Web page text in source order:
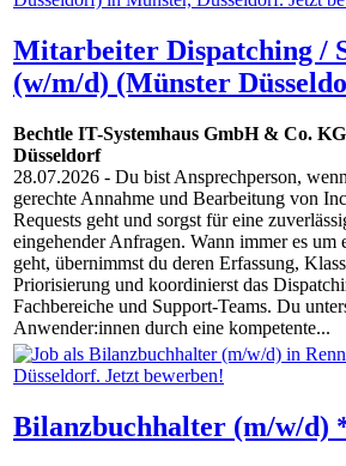
Mitarbeiter Dispatching /
(w/m/d) (Münster
Bechtle IT-Systemhaus GmbH & Co. KG
Düsseldorf
28.07.2026 - Du bist Ansprechperson,
gerechte Annahme und Bearbeitung von
Requests geht und sorgst für eine
eingehender Anfragen. Wann immer es um
geht, übernimmst du deren Erfassung,
Priorisierung und koordinierst das
Fachbereiche und Support-Teams. Du
Anwender:innen durch eine kompetente...
Bilanzbuchhalter (m/w/d)